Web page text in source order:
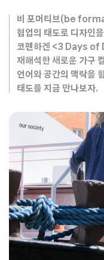
비 포머티브(be
협업의 태도로 디자인
코펜하겐 <3 Days of
재해석한 새로운 가구
언어와 공간의 맥락을
태도를 지금 만나보자.